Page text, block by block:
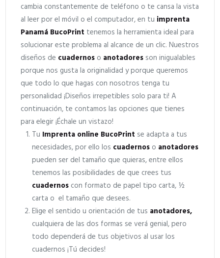
cambia constantemente de teléfono o te cansa la vista
al leer por el móvil o el computador, en tu imprenta
Panamá BucoPrint tenemos la herramienta ideal para
solucionar este problema al alcance de un clic. Nuestros
diseños de cuadernos o anotadores son inigualables
porque nos gusta la originalidad y porque queremos
que todo lo que hagas con nosotros tenga tu
personalidad ¡Diseños irrepetibles solo para ti! A
continuación, te contamos las opciones que tienes
para elegir ¡Échale un vistazo!
Tu Imprenta online BucoPrint se adapta a tus
necesidades, por ello los cuadernos o anotadores
pueden ser del tamaño que quieras, entre ellos
tenemos las posibilidades de que crees tus
cuadernoscon formato de papel tipo carta, ½
carta o el tamaño que desees.
Elige el sentido u orientación de tus anotadores,
cualquiera de las dos formas se verá genial, pero
todo dependerá de tus objetivos al usar los
cuadernos ¡Tú decides!